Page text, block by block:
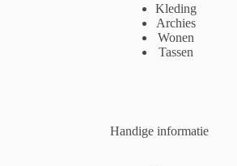
Kleding
Archies
Wonen
Tassen
Handige informatie